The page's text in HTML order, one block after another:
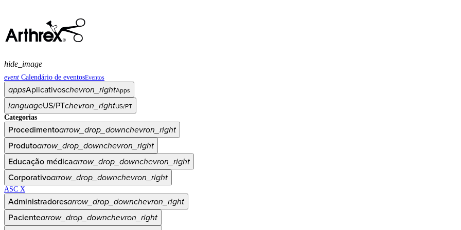
event Calendário de eventosEventos
appsAplicativoschevron_rightApps
languageUS/PTchevron_rightUS/PT
Categorias
Procedimentoarrow_drop_downchevron_right
Produtoarrow_drop_downchevron_right
Educação médicaarrow_drop_downchevron_right
Corporativoarrow_drop_downchevron_right
ASC X
Administradoresarrow_drop_downchevron_right
Pacientearrow_drop_downchevron_right
hide_image